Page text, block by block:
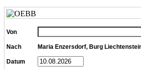
Von
Nach Maria Enzersdorf, Burg
Datum